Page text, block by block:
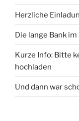
Herzliche
Die lange Bank
Kurze Info: Bitte
hochladen
Und dann war